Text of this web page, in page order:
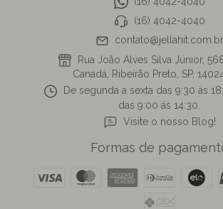
(16) 4042-4040
contato@jellahit.com.br
Rua João Alves Silva Júnior,
Canadá, Ribeirão Preto, SP,
De segunda a sexta das 9:30 às
das 9:00 às 14:30.
Visite o nosso Blog!
Formas de